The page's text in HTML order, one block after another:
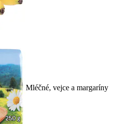
Mléčné, vejce a margaríny